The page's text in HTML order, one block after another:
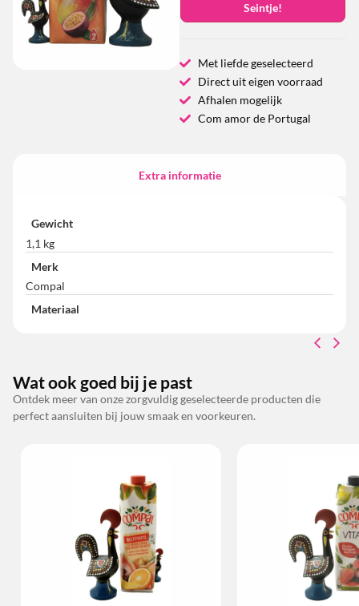
Seintje!
Met liefde geselecteerd
Direct uit eigen voorraad
Afhalen mogelijk
Com amor de Portugal
Extra informatie
Gewicht
1,1 kg
Merk
Compal
Materiaal
Wat ook goed bij je past
Ontdek meer van onze zorgvuldig geselecteerde producten die
perfect aansluiten bij jouw smaak en voorkeuren.